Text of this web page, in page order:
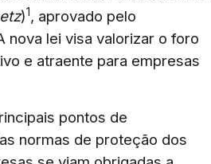
)1, aprovado pelo
nova lei visa valorizar o foro
e atraente para empresas
pontos de
normas de proteção dos